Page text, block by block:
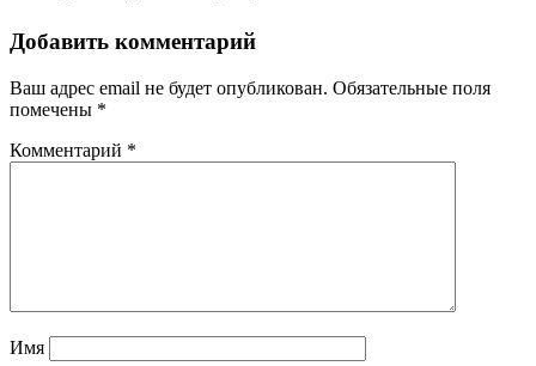
Добавить комментарий
Ваш адрес email не будет опубликован. Обязательные поля
помечены *
Комментарий *
Имя